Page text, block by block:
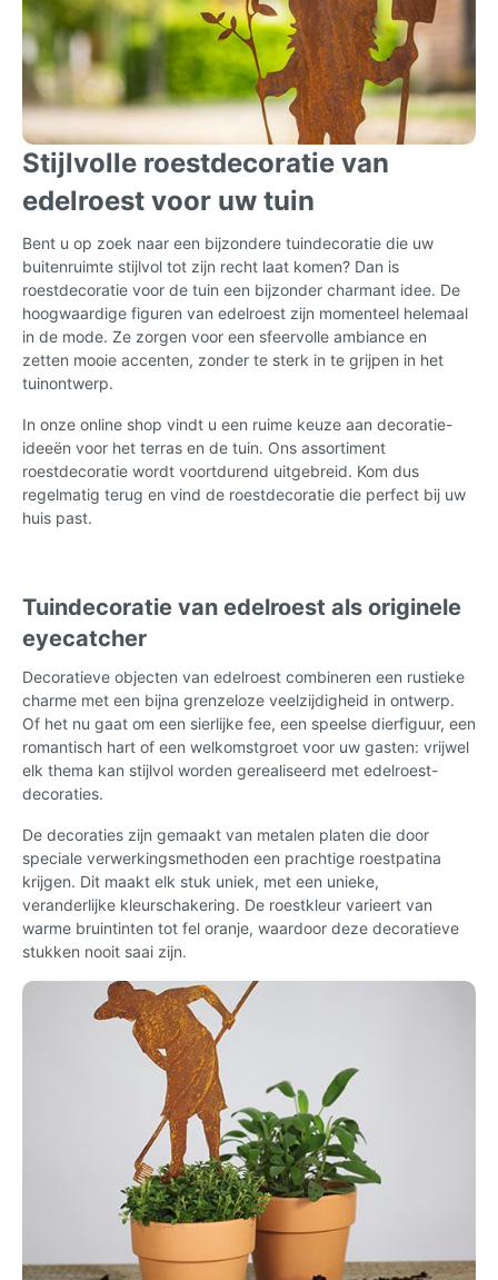
Stijlvolle roestdecoratie van
edelroest voor uw tuin
Bent u op zoek naar een bijzondere tuindecoratie die uw
buitenruimte stijlvol tot zijn recht laat komen? Dan is
roestdecoratie voor de tuin een bijzonder charmant idee. De
hoogwaardige figuren van edelroest zijn momenteel helemaal
in de mode. Ze zorgen voor een sfeervolle ambiance en
zetten mooie accenten, zonder te sterk in te grijpen in het
tuinontwerp.
In onze online shop vindt u een ruime keuze aan decoratie-
ideeën voor het terras en de tuin. Ons assortiment
roestdecoratie wordt voortdurend uitgebreid. Kom dus
regelmatig terug en vind de roestdecoratie die perfect bij uw
huis past.
Tuindecoratie van edelroest als originele
eyecatcher
Decoratieve objecten van edelroest combineren een rustieke
charme met een bijna grenzeloze veelzijdigheid in ontwerp.
Of het nu gaat om een sierlijke fee, een speelse dierfiguur, een
romantisch hart of een welkomstgroet voor uw gasten: vrijwel
elk thema kan stijlvol worden gerealiseerd met edelroest-
decoraties.
De decoraties zijn gemaakt van metalen platen die door
speciale verwerkingsmethoden een prachtige roestpatina
krijgen. Dit maakt elk stuk uniek, met een unieke,
veranderlijke kleurschakering. De roestkleur varieert van
warme bruintinten tot fel oranje, waardoor deze decoratieve
stukken nooit saai zijn.